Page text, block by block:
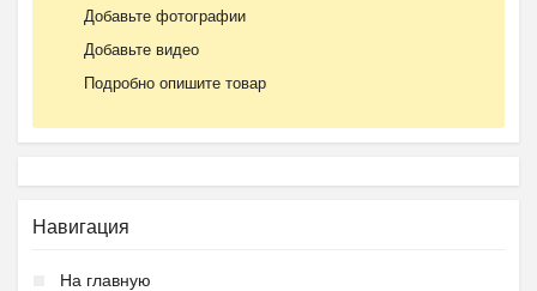
Добавьте фотографии
Добавьте видео
Подробно опишите товар
Навигация
На главную